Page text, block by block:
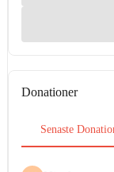
Donationer
Senaste